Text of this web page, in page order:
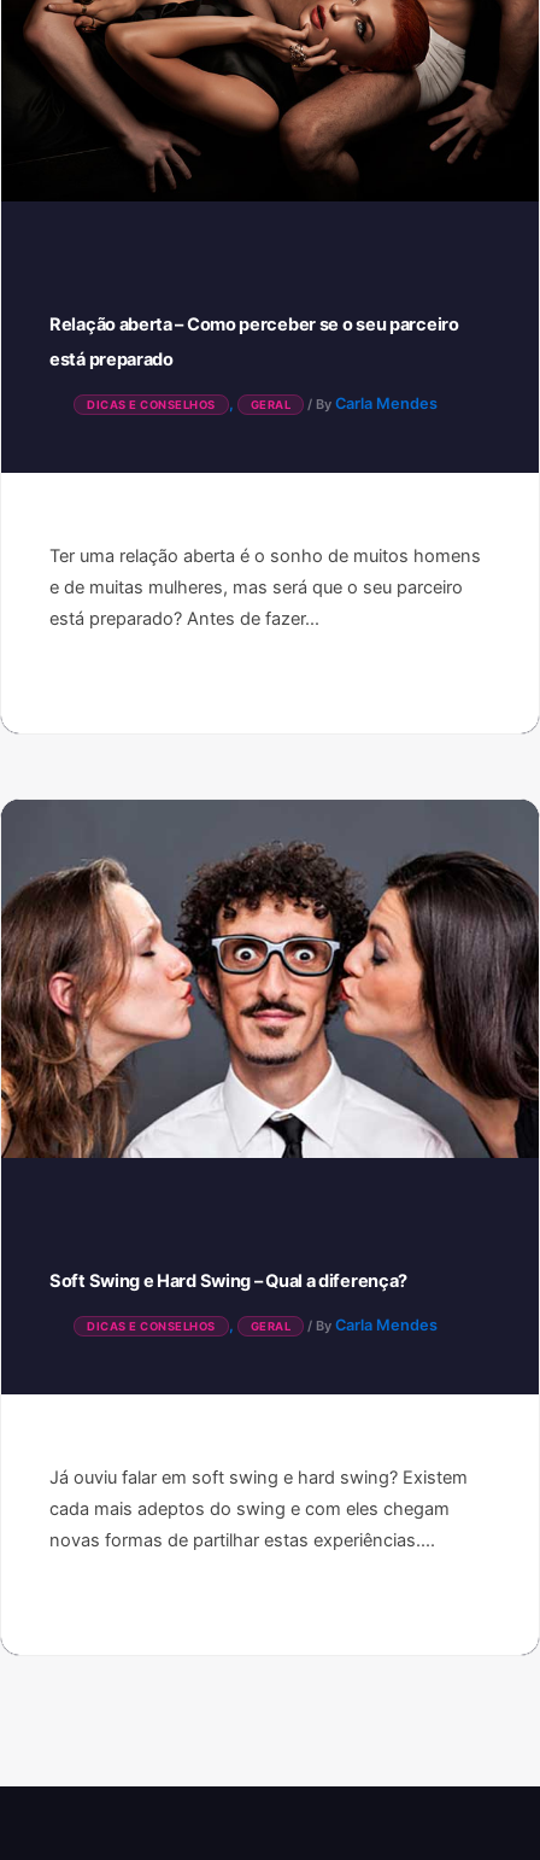
Relação aberta – Como perceber se o seu parceiro
está preparado
DICAS E CONSELHOS , GERAL / By Carla Mendes
Ter uma relação aberta é o sonho de muitos homens
e de muitas mulheres, mas será que o seu parceiro
está preparado? Antes de fazer...
Soft Swing e Hard Swing – Qual a diferença?
DICAS E CONSELHOS , GERAL / By Carla Mendes
Já ouviu falar em soft swing e hard swing? Existem
cada mais adeptos do swing e com eles chegam
novas formas de partilhar estas experiências....